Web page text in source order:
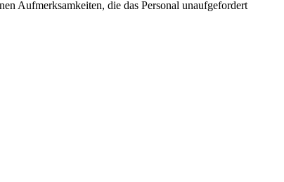
Aufmerksamkeiten, die das Personal unaufgefordert